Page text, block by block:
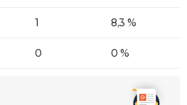
1 8,3 %
0 0 %